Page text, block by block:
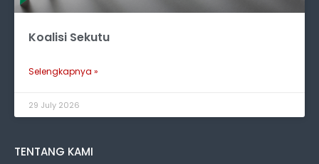
Koalisi Sekutu
Selengkapnya »
29 July 2026
TENTANG KAMI